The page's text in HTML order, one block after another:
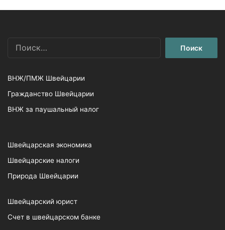
ВНЖ/ПМЖ Швейцарии
Гражданство Швейцарии
ВНЖ за паушальный налог
Швейцарская экономика
Швейцарские налоги
Природа Швейцарии
Швейцарский юрист
Счет в швейцарском банке